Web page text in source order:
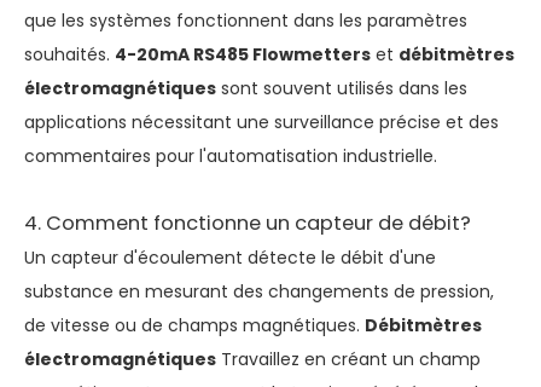
que les systèmes fonctionnent dans les paramètres
souhaités. 4-20mA RS485 Flowmetters et débitmètres
électromagnétiques sont souvent utilisés dans les
applications nécessitant une surveillance précise et des
commentaires pour l'automatisation industrielle.
4. Comment fonctionne un capteur de débit?
Un capteur d'écoulement détecte le débit d'une
substance en mesurant des changements de pression,
de vitesse ou de champs magnétiques. Débitmètres
électromagnétiques Travaillez en créant un champ